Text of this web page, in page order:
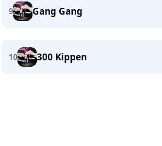
9 Gang Gang
10 300 Kippen